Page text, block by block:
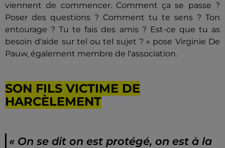
viennent de commencer. Comment ça se passe ?
Poser des questions ? Comment tu te sens ? Ton
entourage ? Tu te fais des amis ? Est-ce que tu as
besoin d'aide sur tel ou tel sujet ? » pose Virginie De
Pauw, également membre de l'association.
SON FILS VICTIME DE
HARCÈLEMENT
« On se dit on est protégé, on est à la